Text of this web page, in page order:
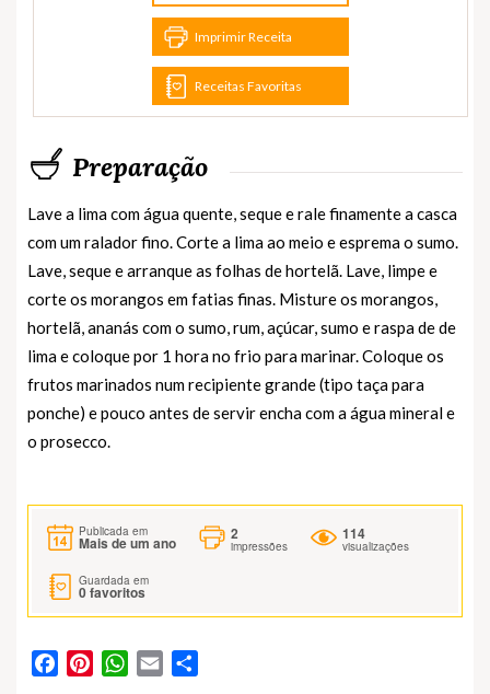
Imprimir Receita
Receitas Favoritas
Preparação
Lave a lima com água quente, seque e rale finamente a casca
com um ralador fino. Corte a lima ao meio e esprema o sumo.
Lave, seque e arranque as folhas de hortelã. Lave, limpe e
corte os morangos em fatias finas. Misture os morangos,
hortelã, ananás com o sumo, rum, açúcar, sumo e raspa de de
lima e coloque por 1 hora no frio para marinar. Coloque os
frutos marinados num recipiente grande (tipo taça para
ponche) e pouco antes de servir encha com a água mineral e
o prosecco.
Publicada em
Mais de um ano
2
impressões
114
visualizações
Guardada em
0favoritos
FacebookPinterestWhatsApp
Email